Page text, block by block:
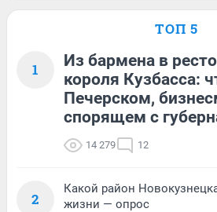
ТОП 5
1
Из бармена в
короля Кузбасса:
Печерском,
спорящем с
14 279 12
2
Какой район
жизни — опрос